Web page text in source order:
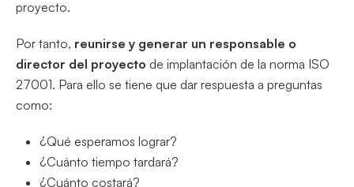
proyecto.
Por tanto, reunirse y generar un responsable o
director del proyecto de implantación de la norma ISO
27001. Para ello se tiene que dar respuesta a preguntas
como:
¿Qué esperamos lograr?
¿Cuánto tiempo tardará?
¿Cuánto costará?